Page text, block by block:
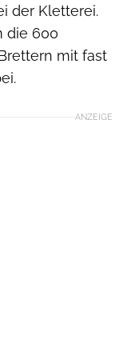
der Kletterei.
die 600
mit fast
ANZEIGE